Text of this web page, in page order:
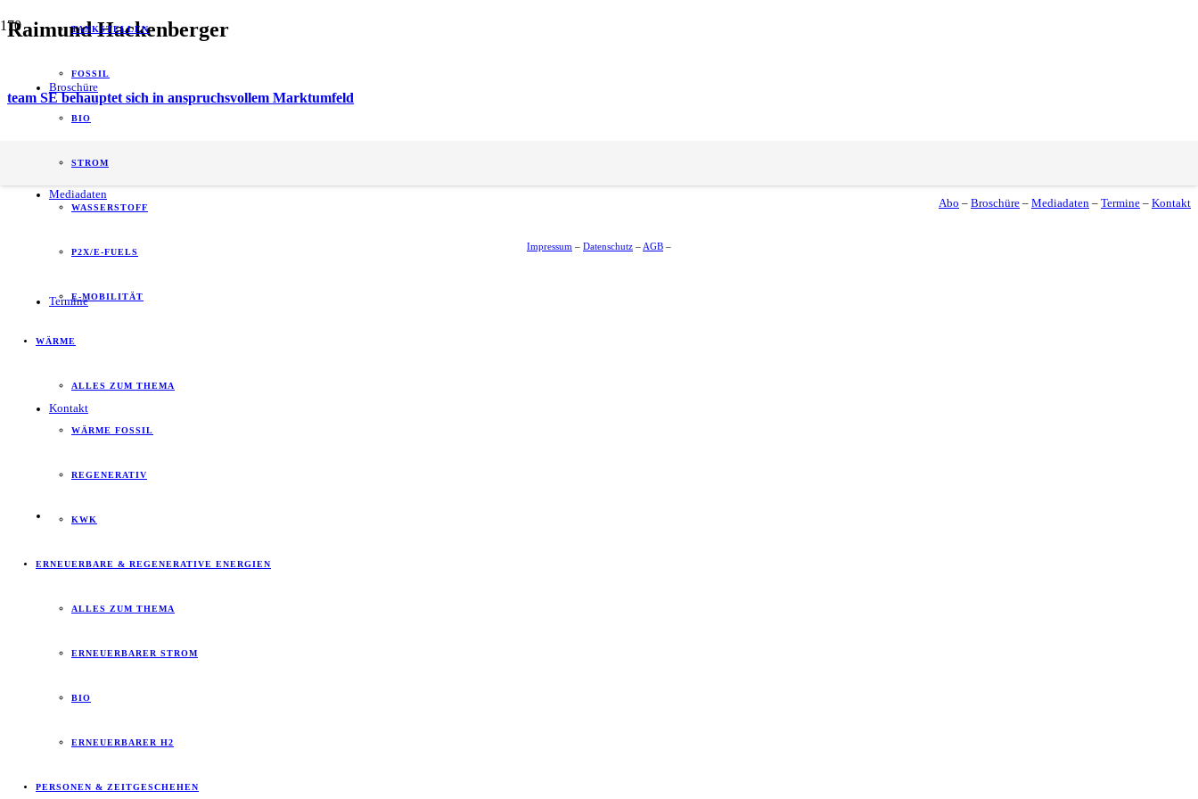
Broschüre
Mediadaten
Termine
Kontakt
TANKSTELLEN
FOSSIL
BIO
STROM
WASSERSTOFF
P2X/E-FUELS
E-MOBILITÄT
WÄRME
ALLES ZUM THEMA
WÄRME FOSSIL
REGENERATIV
KWK
ERNEUERBARE & REGENERATIVE ENERGIEN
ALLES ZUM THEMA
ERNEUERBARER STROM
BIO
ERNEUERBARER H2
PERSONEN & ZEITGESCHEHEN
Raimund Hackenberger
team SE behauptet sich in anspruchsvollem Marktumfeld
Abo – Broschüre – Mediadaten – Termine – Kontakt
Impressum – Datenschutz – AGB –